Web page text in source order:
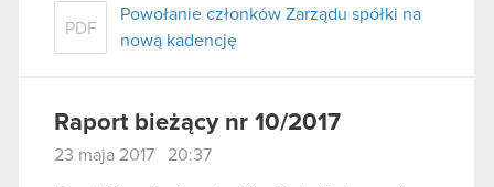
PDF
Powołanie członków Zarządu spółki na
nową kadencję
Raport bieżący nr 10/2017
23 maja 2017 20:37